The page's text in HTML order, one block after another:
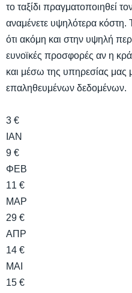
το ταξίδι πραγματοποιηθεί
αναμένετε υψηλότερα κόστη.
ότι ακόμη και στην υψηλή
ευνοϊκές προσφορές αν η
και μέσω της υπηρεσίας μας
επαληθευμένων δεδομένων.
3 €
ΙΑΝ
9 €
ΦΕΒ
11 €
ΜΑΡ
29 €
ΑΠΡ
14 €
ΜΑΙ
15 €